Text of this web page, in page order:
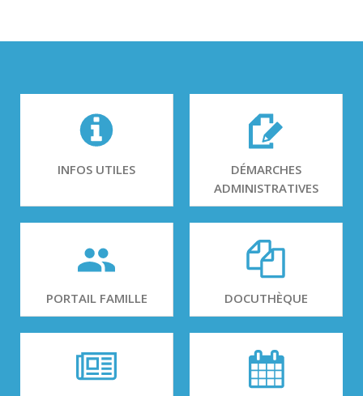
INFOS UTILES
DÉMARCHES
ADMINISTRATIVES
PORTAIL FAMILLE DOCUTHÈQUE